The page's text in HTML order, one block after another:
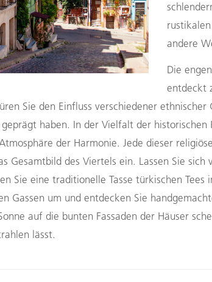
andere
Die
entdeckt
Sie den Einfluss verschiedener
haben. In der Vielfalt der historischen
der Harmonie. Jede dieser
Gesamtbild des Viertels ein. Lassen Sie sich
Sie eine traditionelle Tasse türkischen Tees
Gassen um und entdecken Sie
auf die bunten Fassaden der Häuser
lässt.